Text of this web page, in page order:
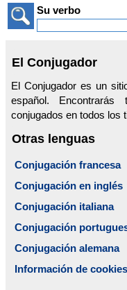
Su verbo
El Conjugador
El Conjugador es un
español.
conjugados en todos los
Otras lenguas
Conjugación francesa
Conjugación en inglés
Conjugación italiana
Conjugación
Conjugación alemana
Información de cookies